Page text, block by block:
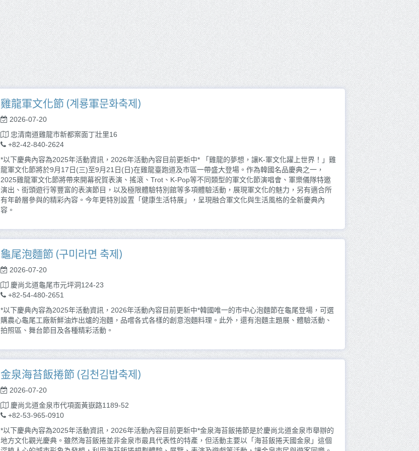
雞龍軍文化節 (계룡軍문화축제)
2026-07-20
忠清南道雞龍市新都案面丁壯里16
+82-42-840-2624
*以下慶典內容為2025年活動資訊，2026年活動內容目前更新中* 「雞龍的夢想，讓K-軍文化躍上世界！」雞
龍軍文化節將於9月17日(三)至9月21日(日)在雞龍臺跑道及市區一帶盛大登場。作為韓國名品慶典之一，
2025雞龍軍文化節將帶來開幕祝賀表演、搖滾、Trot、K-Pop等不同類型的軍文化節演唱會、軍樂儀隊特邀
演出、街頭遊行等豐富的表演節目，以及極限體驗特別館等多項體驗活動，展現軍文化的魅力，另有適合所
有年齡層參與的精彩內容。今年更特別設置「健康生活特展」，呈現融合軍文化與生活風格的全新慶典內
容。
龜尾泡麵節 (구미라면 축제)
2026-07-20
慶尚北道龜尾市元坪洞124-23
+82-54-480-2651
*以下慶典內容為2025年活動資訊，2026年活動內容目前更新中*韓國唯一的市中心泡麵節在龜尾登場，可選
購農心龜尾工廠新鮮油炸出爐的泡麵，品嚐各式各樣的創意泡麵料理。此外，還有泡麵主題展、體驗活動、
拍照區、舞台節目及各種精彩活動。
金泉海苔飯捲節 (김천김밥축제)
2026-07-20
慶尚北道金泉市代項面黃嶽路1189-52
+82-53-965-0910
*以下慶典內容為2025年活動資訊，2026年活動內容目前更新中*金泉海苔飯捲節是於慶尚北道金泉市舉辦的
地方文化觀光慶典。雖然海苔飯捲並非金泉市最具代表性的特產，但活動主要以「海苔飯捲天國金泉」這個